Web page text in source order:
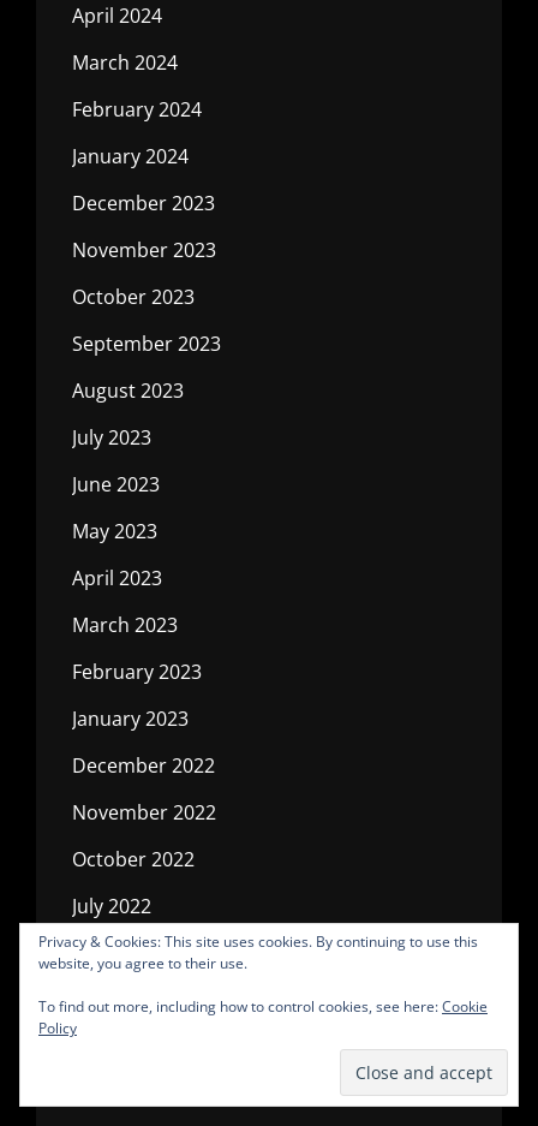
April 2024
March 2024
February 2024
January 2024
December 2023
November 2023
October 2023
September 2023
August 2023
July 2023
June 2023
May 2023
April 2023
March 2023
February 2023
January 2023
December 2022
November 2022
October 2022
July 2022
May 2022
April 2022
Privacy & Cookies: This site uses cookies. By continuing to use this
website, you agree to their use.
To find out more, including how to control cookies, see here:Cookie
Policy